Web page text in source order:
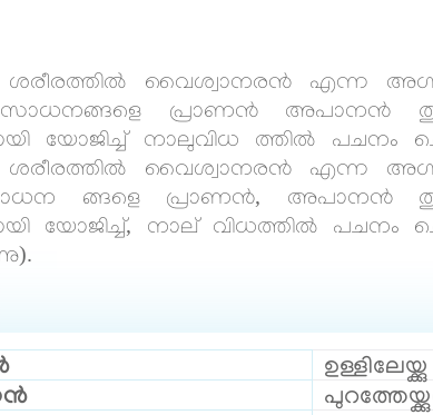
ശരീരത്തിൽ വൈശ്വാനരൻ എന്ന
പ്രാണൻ അപാനൻ
യോജിച്ച് നാലുവിധ ത്തിൽ പചനം
ശരീരത്തിൽ വൈശ്വാനരൻ എന്ന
ങ്ങളെ പ്രാണൻ, അപാനൻ
യോജിച്ച്, നാല് വിധത്തിൽ പചനം